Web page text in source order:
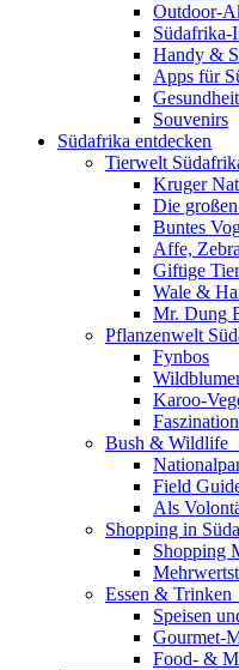
Outdoor-
Südafrika-
Handy &
Apps für
Gesundheit
Souvenirs
Südafrika entdecken
Tierwelt
Kruger
Die
Buntes
Affe,
Giftige
Wale &
Mr. Dung
Pflanzenwelt
Fynbos
Karoo-
Bush & Wildlife
Field
Als
Shopping in
Shopping
Essen & Trinken
Speisen
Gourmet-
Food- &